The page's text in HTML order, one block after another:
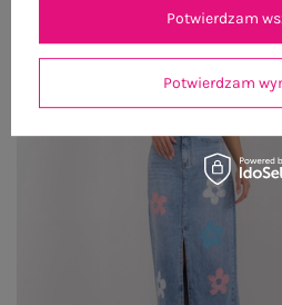
Potwierdzam
Potwierdzam